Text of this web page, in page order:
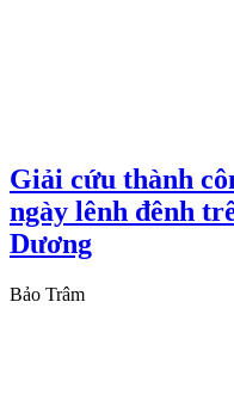
Giải cứu thành
ngày lênh đênh
Dương
Bảo Trâm